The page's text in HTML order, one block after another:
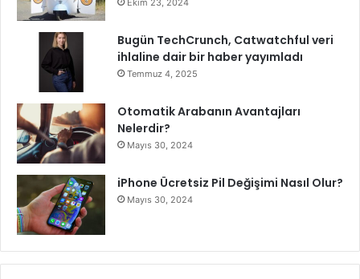
Ekim 23, 2024
Bugün TechCrunch, Catwatchful veri
ihlaline dair bir haber yayımladı
Temmuz 4, 2025
Otomatik Arabanın Avantajları
Nelerdir?
Mayıs 30, 2024
iPhone Ücretsiz Pil Değişimi Nasıl Olur?
Mayıs 30, 2024